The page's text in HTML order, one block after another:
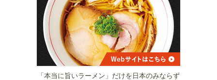
「本当に旨いラーメン」だけを日本のみならず